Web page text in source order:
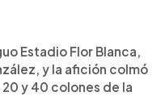
Estadio Flor Blanca,
y la afición colmó
y 40 colones de la